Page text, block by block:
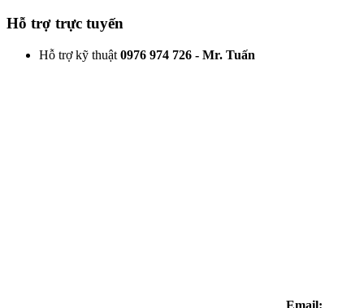
Hỗ trợ trực tuyến
Hỗ trợ kỹ thuật 0976 974 726 - Mr. Tuấn